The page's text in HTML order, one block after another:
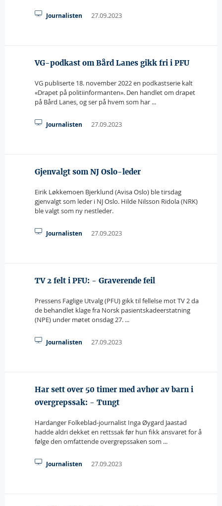
Journalisten 27.09.2023
VG-podkast om Bård Lanes gikk fri i PFU
VG publiserte 18. november 2022 en podkastserie kalt
«Drapet på politiinformanten». Den handlet om drapet
på Bård Lanes, og ser på hvem som har ...
Journalisten 27.09.2023
Gjenvalgt som NJ Oslo-leder
Eirik Løkkemoen Bjerklund (Avisa Oslo) ble tirsdag
gjenvalgt som leder i NJ Oslo. Hilde Nilsson Ridola (NRK)
ble valgt som ny nestleder.
Journalisten 27.09.2023
TV 2 felt i PFU: - Graverende feil
Pressens Faglige Utvalg (PFU) gikk til fellelse mot TV 2 da
de behandlet klage fra Norsk pasientskadeerstatning
(NPE) under møtet onsdag 27. ...
Journalisten 27.09.2023
Har sett over 50 timer med avhør av barn i
overgrepssak: - Tungt
Hardanger Folkeblad-journalist Inga Øygard Jaastad
hadde aldri dekket en rettssak før hun fikk ansvaret for å
følge den omfattende overgrepssaken som ...
Journalisten 27.09.2023